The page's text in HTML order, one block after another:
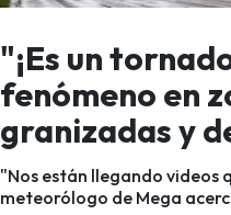
"¡Es un
fenómeno en
granizadas y
"Nos están llegando videos
meteorólogo de Mega